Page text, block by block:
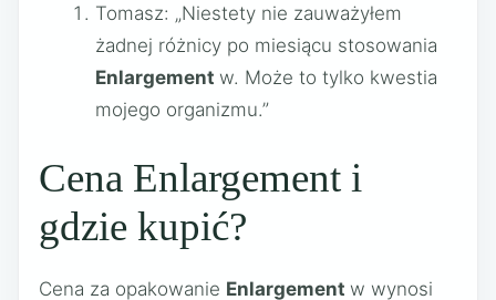
Tomasz: „Niestety nie zauważyłem
żadnej różnicy po miesiącu stosowania
Enlargement w. Może to tylko kwestia
mojego organizmu.”
Cena Enlargement i
gdzie kupić?
Cena za opakowanie Enlargement w wynosi